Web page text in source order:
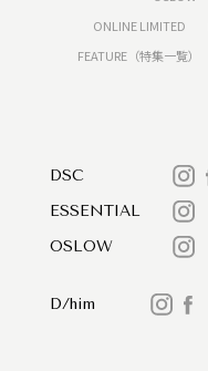
ONLINE LIMITED
FEATURE（特集一覧）
DSC
ESSENTIAL
OSLOW
D/him